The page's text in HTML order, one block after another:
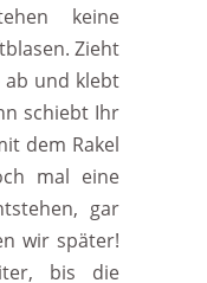
keine
Zieht
ab und klebt
schiebt Ihr
dem Rakel
mal eine
gar
wir später!
bis die